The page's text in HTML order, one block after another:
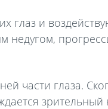
глаз и
недугом,
части глаза.
зрительный